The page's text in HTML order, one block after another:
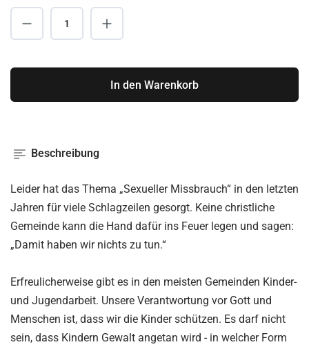
Produkt Anzahl: Gib den gewünschten
In den Warenkorb
Beschreibung
Leider hat das Thema „Sexueller Missbrauch“ in den letzten
Jahren für viele Schlagzeilen gesorgt. Keine christliche
Gemeinde kann die Hand dafür ins Feuer legen und sagen:
„Damit haben wir nichts zu tun.“
Erfreulicherweise gibt es in den meisten Gemeinden Kinder-
und Jugendarbeit. Unsere Verantwortung vor Gott und
Menschen ist, dass wir die Kinder schützen. Es darf nicht
sein, dass Kindern Gewalt angetan wird - in welcher Form